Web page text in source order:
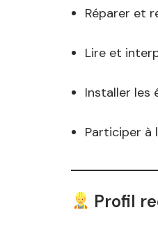
Réparer et
Lire et
Installer les
Participer à
Profil